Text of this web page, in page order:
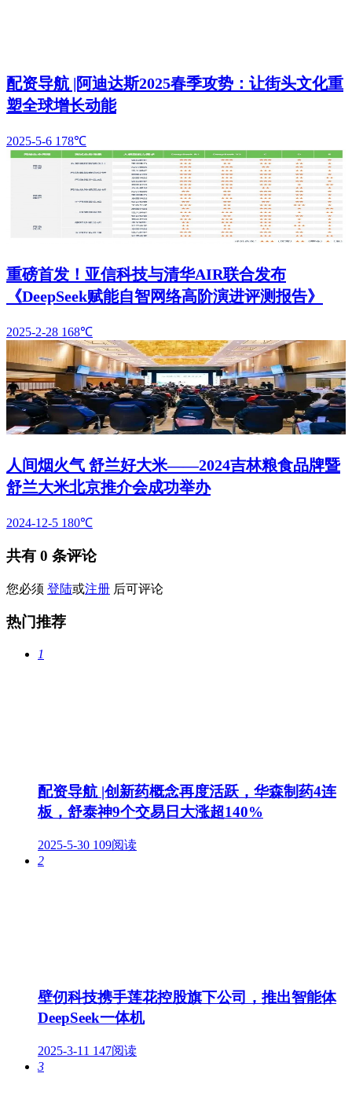
配资导航 |阿迪达斯2025春季攻势：让街头文化重
塑全球增长动能
2025-5-6 178℃
重磅首发！亚信科技与清华AIR联合发布
《DeepSeek赋能自智网络高阶演进评测报告》
2025-2-28 168℃
人间烟火气 舒兰好大米——2024吉林粮食品牌暨
舒兰大米北京推介会成功举办
2024-12-5 180℃
共有 0 条评论
您必须 登陆或注册 后可评论
热门推荐
1
配资导航 |创新药概念再度活跃，华森制药4连
板，舒泰神9个交易日大涨超140%
2025-5-30 109阅读
2
壁仞科技携手莲花控股旗下公司，推出智能体
DeepSeek一体机
2025-3-11 147阅读
3